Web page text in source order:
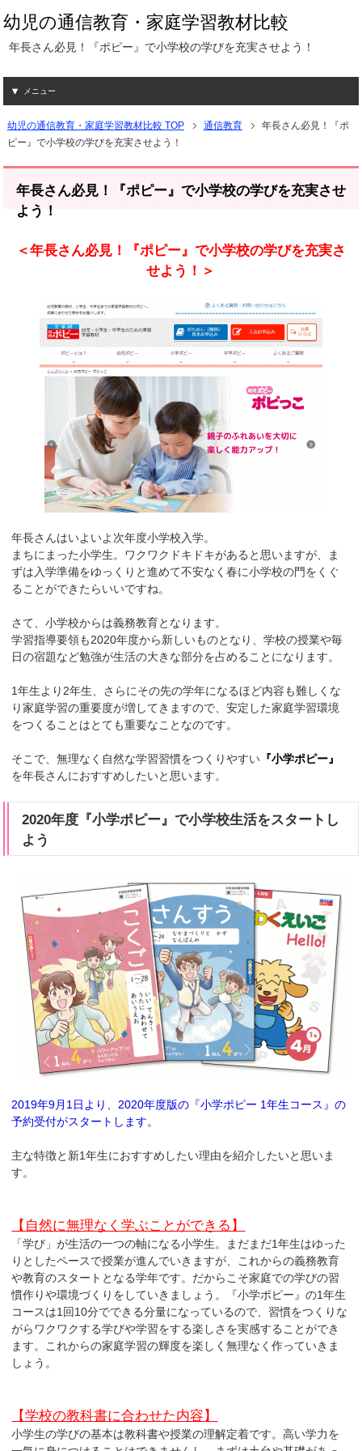
幼児の通信教育・家庭学習教材比較
年長さん必見！『ポピー』で小学校の学びを充実させよう！
メニュー
幼児の通信教育・家庭学習教材比較 TOP 通信教育
年長さん必見！『ポ
ピー』で小学校の学びを充実させよう！
年長さん必見！『ポピー』で小学校の学びを充実させ
よう！
＜年長さん必見！『ポピー』で小学校の学びを充実さ
せよう！＞
年長さんはいよいよ次年度小学校入学。
まちにまった小学生。ワクワクドキドキがあると思いますが、ま
ずは入学準備をゆっくりと進めて不安なく春に小学校の門をくぐ
ることができたらいいですね。
さて、小学校からは義務教育となります。
学習指導要領も2020年度から新しいものとなり、学校の授業や毎
日の宿題など勉強が生活の大きな部分を占めることになります。
1年生より2年生、さらにその先の学年になるほど内容も難しくな
り家庭学習の重要度が増してきますので、安定した家庭学習環境
をつくることはとても重要なことなのです。
そこで、無理なく自然な学習習慣をつくりやすい 『小学ポピー』
を年長さんにおすすめしたいと思います。
2020年度『小学ポピー』で小学校生活をスタートし
よう
2019年9月1日より、2020年度版の『小学ポピー 1年生コース』の
予約受付がスタートします。
主な特徴と新1年生におすすめしたい理由を紹介したいと思いま
す。
【自然に無理なく学ぶことができる】
「学び」が生活の一つの軸になる小学生。まだまだ1年生はゆった
りとしたペースで授業が進んでいきますが、これからの義務教育
や教育のスタートとなる学年です。だからこそ家庭での学びの習
慣作りや環境づくりをしていきましょう。『小学ポピー』の1年生
コースは1回10分でできる分量になっているので、習慣をつくりな
がらワクワクする学びや学習をする楽しさを実感することができ
ます。これからの家庭学習の輝度を楽しく無理なく作っていきま
しょう。
【学校の教科書に合わせた内容】
小学生の学びの基本は教科書や授業の理解定着です。高い学力を